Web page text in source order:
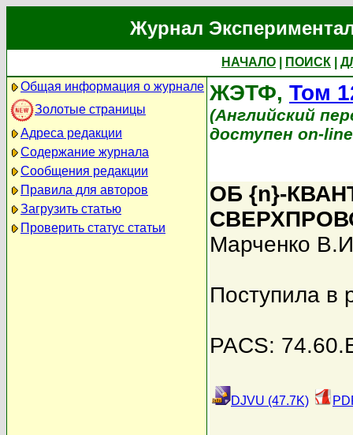
Журнал
НАЧАЛО ПОИСК
Общая информация о журнале
Золотые страницы
Адреса редакции
Содержание журнала
Сообщения редакции
Правила для авторов
Загрузить статью
Проверить статус статьи
ЖЭТФ, Том
(Английский
доступен on-
ОБ {n}-
Марченко
Поступила в
PACS:
DJVU (47.7K)